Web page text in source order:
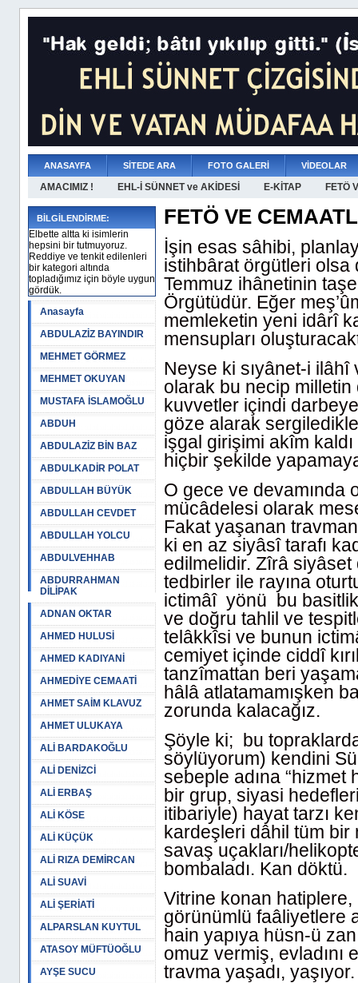
ANASAYFA SİTEDE ARA FOTO GALERİ VİDEOLAR
AMACIMIZ ! EHL-İ SÜNNET ve AKİDESİ E-KİTAP FETÖ
BİLGİLENDİRME:
Elbette altta ki isimlerin
hepsini bir tutmuyoruz.
Reddiye ve tenkit edilenleri
bir kategori altında
topladığımız için böyle uygun
gördük.
Anasayfa
ABDULAZİZ BAYINDIR
MEHMET GÖRMEZ
MEHMET OKUYAN
MUSTAFA İSLAMOĞLU
ABDUH
ABDULAZİZ BİN BAZ
ABDULKADİR POLAT
ABDULLAH BÜYÜK
ABDULLAH CEVDET
ABDULLAH YOLCU
ABDULVEHHAB
ABDURRAHMAN
DİLİPAK
ADNAN OKTAR
AHMED HULUSİ
AHMED KADIYANİ
AHMEDİYE CEMAATİ
AHMET SAİM KLAVUZ
AHMET ULUKAYA
ALİ BARDAKOĞLU
ALİ DENİZCİ
ALİ ERBAŞ
ALİ KÖSE
ALİ KÜÇÜK
ALİ RIZA DEMİRCAN
ALİ SUAVİ
ALİ ŞERİATİ
ALPARSLAN KUYTUL
ATASOY MÜFTÜOĞLU
AYŞE SUCU
FETÖ VE
İşin esas sâhibi,
istihbârat örgütleri
Temmuz ihânetinin
Örgütüdür. Eğer
memleketin yeni idârî
mensupları
Neyse ki sıyânet-i
olarak bu necip milletin
kuvvetler içindi
göze alarak
işgal girişimi akîm
hiçbir şekilde
O gece ve devamında
mücâdelesi olarak
Fakat yaşanan
ki en az siyâsî tarafı
edilmelidir. Zîrâ
tedbirler ile rayına
ictimâî yönü bu basitlik
ve doğru tahlil ve
telâkkîsi ve bunun
cemiyet içinde ciddî
tanzîmattan beri
hâlâ atlatamamışken
zorunda kalacağız.
Şöyle ki; bu
söylüyorum) kendini
sebeple adına “hizmet
bir grup, siyasi
itibariyle) hayat tarzı
kardeşleri dâhil tüm bir
savaş uçakları/
bombaladı. Kan döktü.
Vitrine konan
görünümlü faâliyetlere
hain yapıya hüsn-ü
omuz vermiş, evladını
travma yaşadı, yaşıyor.